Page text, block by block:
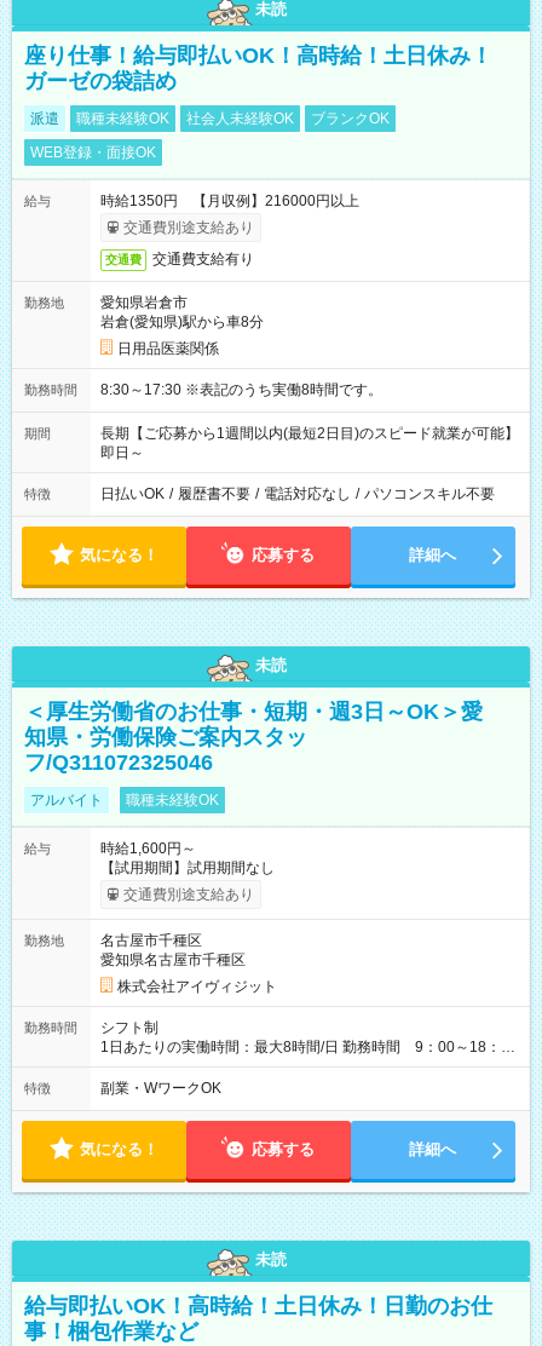
未読
座り仕事！給与即払いOK！高時給！土日休み！
ガーゼの袋詰め
派遣 職種未経験OK 社会人未経験OK
ブランクOK
WEB登録・面接OK
給与
時給1350円 【月収例】216000円以上
交通費別途支給あり
交通費 交通費支給有り
勤務地
愛知県岩倉市
岩倉(愛知県)駅から車8分
日用品医薬関係
勤務時間 8:30～17:30 ※表記のうち実働8時間です。
期間
長期【ご応募から1週間以内(最短2日目)のスピード就業が可能】
即日～
特徴 日払いOK / 履歴書不要 / 電話対応なし / パソコンスキル不要
気になる！ 応募する 詳細へ
未読
＜厚生労働省のお仕事・短期・週3日～OK＞愛
知県・労働保険ご案内スタッ
フ/Q311072325046
アルバイト 職種未経験OK
給与
時給1,600円～
【試用期間】試用期間なし
交通費別途支給あり
勤務地
名古屋市千種区
愛知県名古屋市千種区
株式会社アイヴィジット
勤務時間
シフト制
1日あたりの実働時間：最大8時間/日 勤務時間 9：00～18：
00(実働8h、休憩1h) 土日祝含む週3日～OK、シフト制 ※もちろ
ん週5日勤務もOK♪ 勤務期間：2026年8月12日～9月9日※リスト
特徴 副業・WワークOK
気になる！ 応募する 詳細へ
未読
給与即払いOK！高時給！土日休み！日勤のお仕
事！梱包作業など